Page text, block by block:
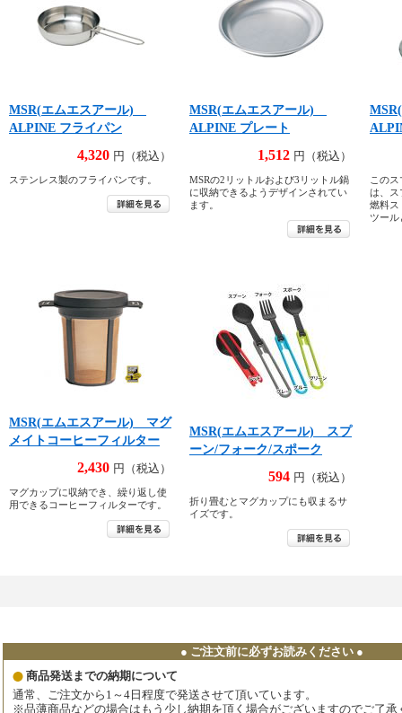
MSR(エムエスアール)
ALPINE フライパン
4,320 円（税込）
ステンレス製のフライパンです。
MSR(エムエスアール)
ALPINE プレート
1,512 円（税込）
MSRの2リットルおよび3リットル鍋
に収納できるようデザインされてい
ます。
この
は、ス
燃料ス
ツー
MSR(エムエスアール) マグ
メイトコーヒーフィルター
2,430 円（税込）
マグカップに収納でき、繰り返し使
用できるコーヒーフィルターです。
MSR(エムエスアール) スプ
ーン/フォーク/スポーク
594 円（税込）
折り畳むとマグカップにも収まるサ
イズです。
● ご注文前に必ずお読みください ●
商品発送までの納期について
通常、ご注文から1～4日程度で発送させて頂いています。
※品薄商品などの場合はもう少し納期を頂く場合がございますのでご了承